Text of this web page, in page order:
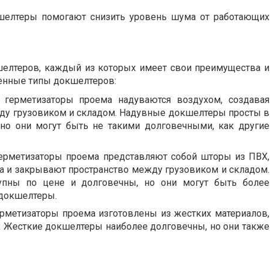
помогают снизить уровень шума от работающих
каждый из которых имеет свои преимущества и
типы докшелтеров:
проема надуваются воздухом, создавая
грузовиком и складом. Надувные докшелтеры просты в
они могут быть не такими долговечными, как другие
проема представляют собой шторы из ПВХ,
и закрывают пространство между грузовиком и складом.
по цене и долговечны, но они могут быть более
проема изготовлены из жестких материалов,
Жесткие докшелтеры наиболее долговечны, но они также